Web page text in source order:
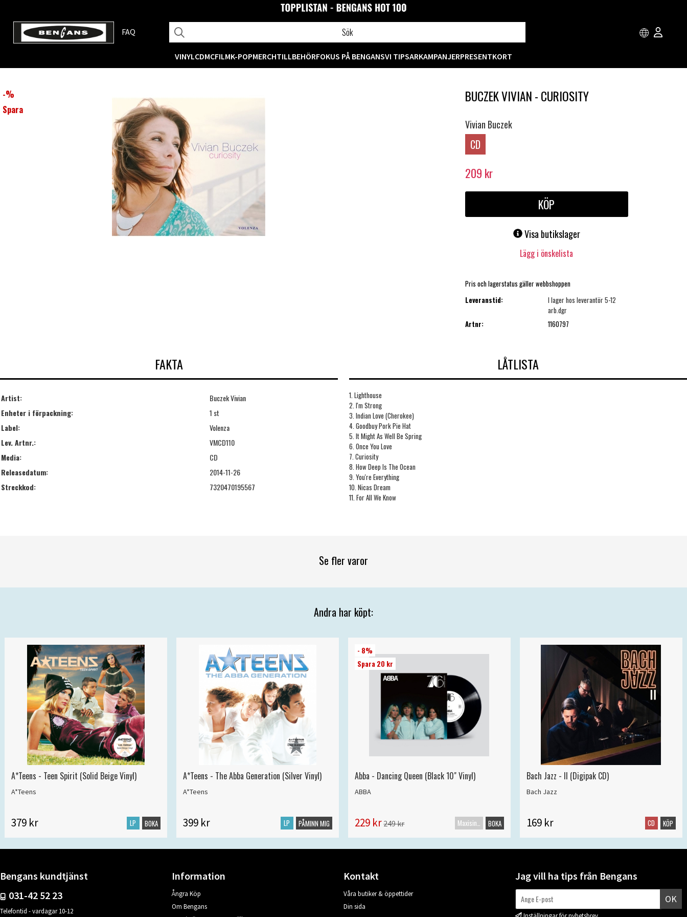
FAQ
VINYLCDMCFILMK-POPMERCHTILLBEHÖRFOKUS PÅ BENGANSVI TIPSARKAMPANJERPRESENTKORT
-%
Spara
BUCZEK VIVIAN - CURIOSITY
Vivian Buczek
CD
209 kr
KÖP
Visa butikslager
Lägg i önskelista
Pris och lagerstatus gäller webbshoppen
Leveranstid:
I lager hos leverantör 5-12
arb.dgr
Artnr:
1160797
FAKTA
Artist:
Buczek Vivian
Enheter i förpackning:
1 st
Label:
Volenza
Lev. Artnr.:
VMCD110
Media:
CD
Releasedatum:
2014-11-26
Streckkod:
7320470195567
LÅTLISTA
1. Lighthouse
2. I'm Strong
3. Indian Love (Cherokee)
4. Goodbuy Pork Pie Hat
5. It Might As Well Be Spring
6. Once You Love
7. Curiosity
8. How Deep Is The Ocean
9. You're Everything
10. Nicas Dream
11. For All We Know
Se fler varor
Andra har köpt:
A*Teens - Teen Spirit (Solid Beige Vinyl)
A*Teens
379 kr LP BOKA
A*Teens - The Abba Generation (Silver Vinyl)
A*Teens
399 kr LP PÅMINN MIG
- 8%
Spara 20 kr
Abba - Dancing Queen (Black 10" Vinyl)
ABBA
229 kr249 kr Maxisingel BOKA
Bach Jazz - II (Digipak CD)
Bach Jazz
169 kr CD KÖP
Bengans kundtjänst
031-42 52 23
Telefontid - vardagar 10-12
Information
Ångra Köp
Om Bengans
Kontakt
Våra butiker & öppettider
Din sida
Jag vill ha tips från Bengans
OK